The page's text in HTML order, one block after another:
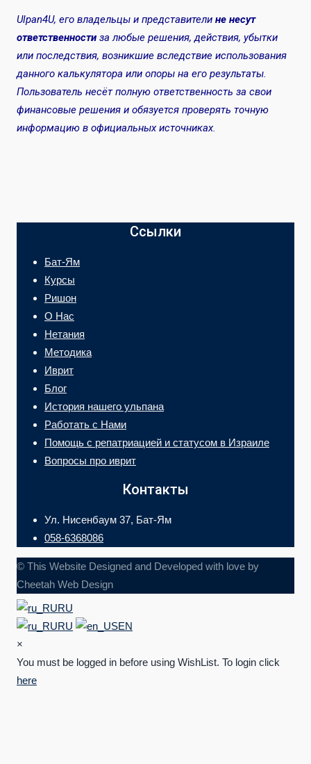
Ulpan4U, его владельцы и представители не несут
ответственности за любые решения, действия, убытки
или последствия, возникшие вследствие использования
данного калькулятора или опоры на его результаты.
Пользователь несёт полную ответственность за свои
финансовые решения и обязуется проверять точную
информацию в официальных источниках.
Ссылки
Бат-Ям
Курсы
Ришон
О Нас
Нетания
Методика
Иврит
Блог
История нашего ульпана
Работать с Нами
Помощь с репатриацией и статусом в Израиле
Вопросы про иврит
Контакты
Ул. Нисенбаум 37, Бат-Ям
058-6368086
© This Website Designed and Developed with love by
Cheetah Web Design
RU
RU
EN
×
You must be logged in before using WishList. To login click
here